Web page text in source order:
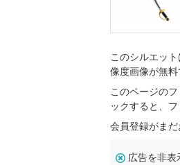
このシルエッ
像度画像が無料
このページの
ックすると、
会員登録がまだ
広告を非表